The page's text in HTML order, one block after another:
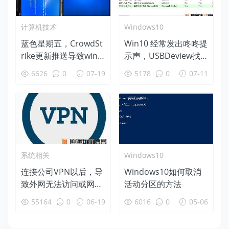
计算机技术
蓝色星期五，CrowdSt
rike更新推送导致wind
ows蓝屏后恢复办法
6626 0 07-19
Windows10
Win10 经常发出咚咚提
示声，USBDeview找
出各种硬件故障
5178 0 07-11
系统相关
连接公司VPN以后，导
致外网无法访问或网速
变慢等问题的解决办法
55164 0 06-19
Windows10
Windows10如何取消
活动分区的方法
6016 0 05-06